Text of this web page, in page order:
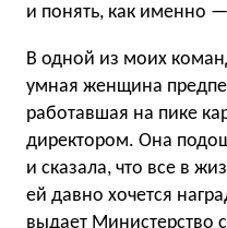
и понять, как именно
В одной из моих
умная женщина
работавшая на пике
директором. Она
и сказала, что все в
ей давно хочется
выдает Министерство